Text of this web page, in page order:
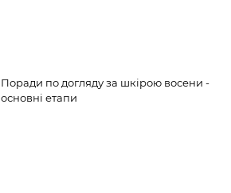
Поради по догляду за шкірою восени -
основні етапи